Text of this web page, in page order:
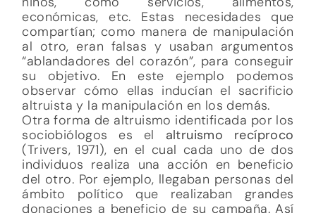
económicas, etc. Estas necesidades que
compartían; como manera de manipulación
al otro, eran falsas y usaban argumentos
“ablandadores del corazón”, para conseguir
su objetivo. En este ejemplo podemos
observar cómo ellas inducían el sacrificio
altruista y la manipulación en los demás.
Otra forma de altruismo identificada por los
sociobiólogos es el altruismo recíproco
(Trivers, 1971), en el cual cada uno de dos
individuos realiza una acción en beneficio
del otro. Por ejemplo, llegaban personas del
ámbito político que realizaban grandes
donaciones a beneficio de su campaña. Así